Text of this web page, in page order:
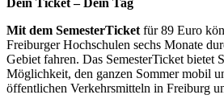
Mit dem SemesterTicket für 89 Euro
Freiburger Hochschulen sechs Monate
Gebiet fahren. Das SemesterTicket bietet
Möglichkeit, den ganzen Sommer mobil
öffentlichen Verkehrsmitteln in Freiburg